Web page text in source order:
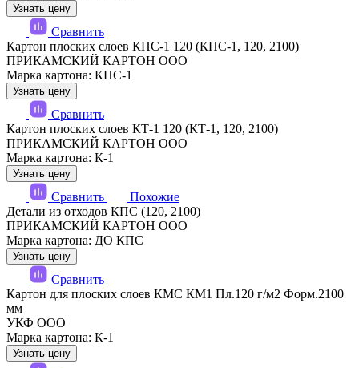
Узнать цену
Сравнить
Картон плоских слоев КПС-1 120 (КПС-1, 120, 2100)
ПРИКАМСКИЙ КАРТОН ООО
Марка картона: КПС-1
Узнать цену
Сравнить
Картон плоских слоев КТ-1 120 (КТ-1, 120, 2100)
ПРИКАМСКИЙ КАРТОН ООО
Марка картона: К-1
Узнать цену
Сравнить
Похожие
Детали из отходов КПС (120, 2100)
ПРИКАМСКИЙ КАРТОН ООО
Марка картона: ДО КПС
Узнать цену
Сравнить
Картон для плоских слоев КМС КМ1 Пл.120 г/м2 Форм.2100
мм
УКФ ООО
Марка картона: К-1
Узнать цену